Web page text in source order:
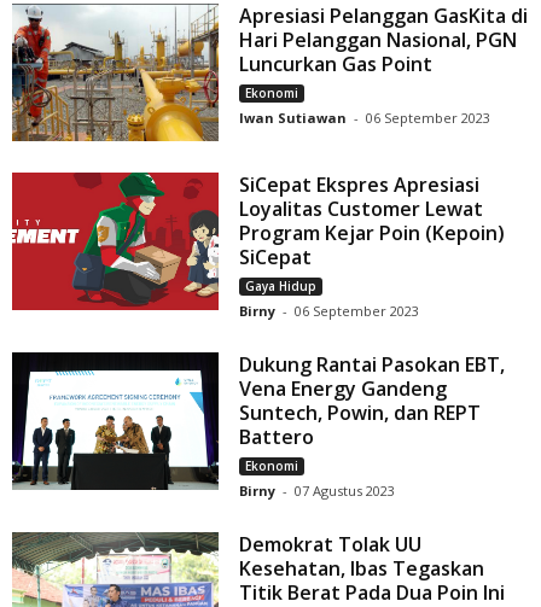
Apresiasi Pelanggan GasKita di
Hari Pelanggan Nasional, PGN
Luncurkan Gas Point
Ekonomi
Iwan Sutiawan - 06 September 2023
SiCepat Ekspres Apresiasi
Loyalitas Customer Lewat
Program Kejar Poin (Kepoin)
SiCepat
Gaya Hidup
Birny - 06 September 2023
Dukung Rantai Pasokan EBT,
Vena Energy Gandeng
Suntech, Powin, dan REPT
Battero
Ekonomi
Birny - 07 Agustus 2023
Demokrat Tolak UU
Kesehatan, Ibas Tegaskan
Titik Berat Pada Dua Poin Ini